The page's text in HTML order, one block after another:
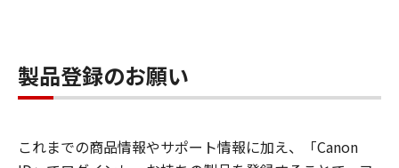
製品登録のお願い
これまでの商品情報やサポート情報に加え、「Canon